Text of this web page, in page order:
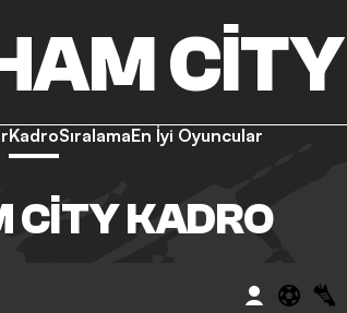
CITY
KadroSıralamaEn İyi Oyuncular
CITY KADRO